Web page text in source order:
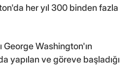
her yıl 300 binden fazla
George Washington'ın
yapılan ve göreve başladığı